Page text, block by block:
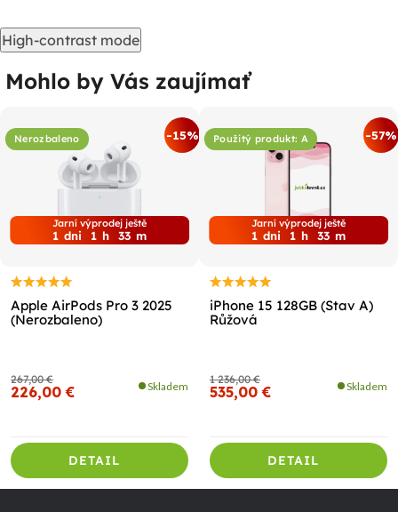
High-contrast mode
Mohlo by Vás zaujímať
Nerozbaleno -15%
Jarní výprodej ještě
1 dni 1 h 33 m
Apple AirPods Pro 3 2025
(Nerozbaleno)
267,00 €
226,00 € Skladem
DETAIL
Použitý produkt: A -57%
Jarní výprodej ještě
1 dni 1 h 33 m
iPhone 15 128GB (Stav A)
Růžová
1 236,00 €
535,00 € Skladem
DETAIL